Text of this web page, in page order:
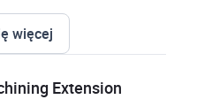
więcej
Extension